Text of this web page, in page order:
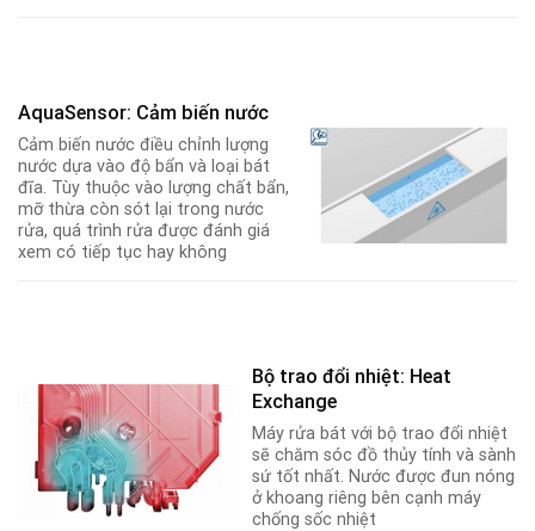
AquaSensor: Cảm biến nước
Cảm biến nước điều chỉnh lượng
nước dựa vào độ bẩn và loại bát
đĩa. Tùy thuộc vào lượng chất bẩn,
mỡ thừa còn sót lại trong nước
rửa, quá trình rửa được đánh giá
xem có tiếp tục hay không
Bộ trao đổi nhiệt: Heat
Exchange
Máy rửa bát với bộ trao đổi nhiệt
sẽ chăm sóc đồ thủy tính và sành
sứ tốt nhất. Nước được đun nóng
ở khoang riêng bên cạnh máy
chống sốc nhiệt